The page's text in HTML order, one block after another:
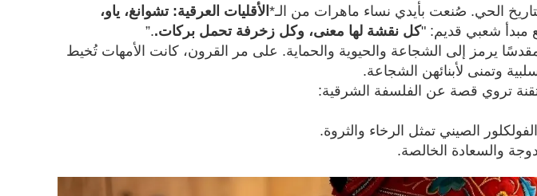
الحي. صُنعت بأيدي نساء ماهرات من الـ* الأقليات العرقية: تشوانغ، ياو،
مبدأ شعبي قديم: "كل نقشة لها معنى، وكل زخرفة تحمل بركات..”
مقدسًا يرمز إلى الشجاعة والحيوية والحماية. على مر القرون، كانت الأمهات تُخيط
وتمنى لأبنائهن الشجاعة.
تروي قصة عن الفلسفة الشرقية:
الصيني تمثل الرخاء والثروة.
والسعادة الخالصة.